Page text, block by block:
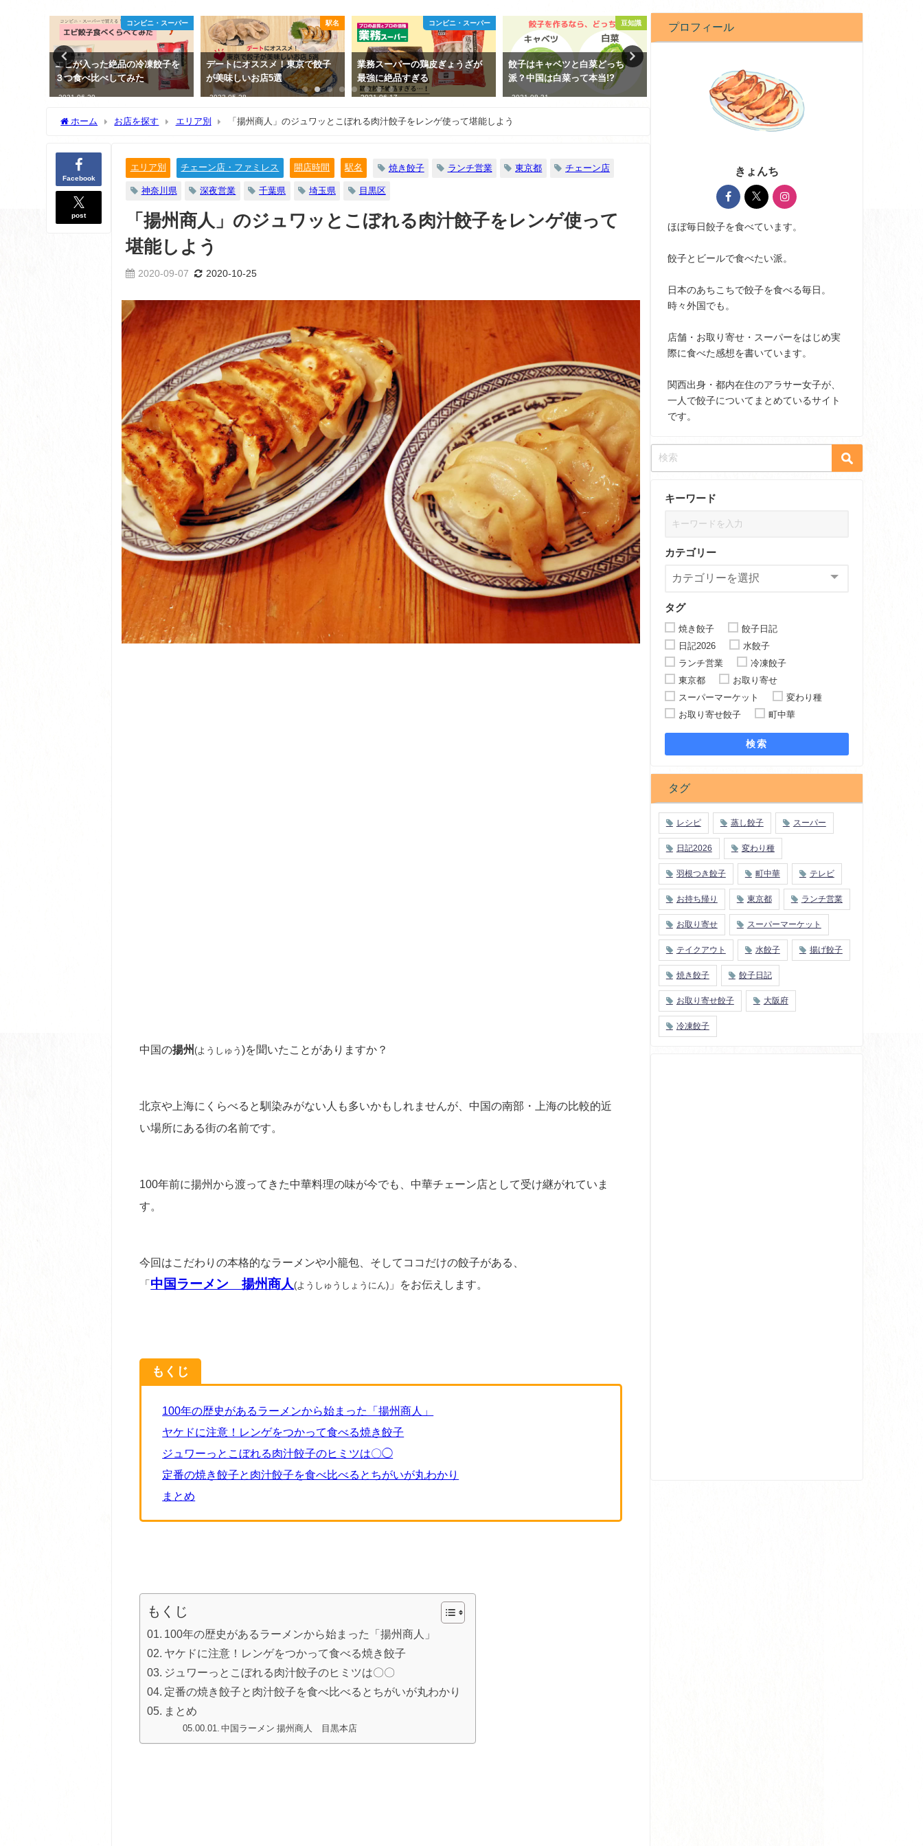
コンビニ・スーパー
エビが入った絶品の冷凍餃子を
３つ食べ比べしてみた
2021-06-20
駅名
デートにオススメ！東京で餃子
が美味しいお店5選
2023-05-28
コンビニ・スーパー
業務スーパーの鶏皮ぎょうざが
最強に絶品すぎる
2021-06-17
豆知識
餃子はキャベツと白菜どっち
派？中国は白菜って本当!?
2021-08-31
においしいって知ってる？
ホーム お店を探す エリア別 「揚州商人」のジュワッとこぼれる肉汁餃子をレンゲ使って堪能しよう
Facebook
post
エリア別 チェーン店・ファミレス 開店時間 駅名 焼き餃子 ランチ営業 東京都 チェーン店
神奈川県 深夜営業 千葉県 埼玉県 目黒区
「揚州商人」のジュワッとこぼれる肉汁餃子をレンゲ使って
堪能しよう
2020-09-07 2020-10-25
中国の揚州(ようしゅう )を聞いたことがありますか？
北京や上海にくらべると馴染みがない人も多いかもしれませんが、中国の南部・上海の比較的近
い場所にある街の名前です。
100年前に揚州から渡ってきた中華料理の味が今でも、中華チェーン店として受け継がれていま
す。
今回はこだわりの本格的なラーメンや小籠包、そしてココだけの餃子がある、
「 中国ラーメン 揚州商人(ようしゅうしょうにん) 」をお伝えします。
もくじ
100年の歴史があるラーメンから始まった「揚州商人」
ヤケドに注意！レンゲをつかって食べる焼き餃子
ジュワーっとこぼれる肉汁餃子のヒミツは〇◯
定番の焼き餃子と肉汁餃子を食べ比べるとちがいが丸わかり
まとめ
もくじ
100年の歴史があるラーメンから始まった「揚州商人」
ヤケドに注意！レンゲをつかって食べる焼き餃子
ジュワーっとこぼれる肉汁餃子のヒミツは〇〇
定番の焼き餃子と肉汁餃子を食べ比べるとちがいが丸わかり
まとめ
中国ラーメン 揚州商人 目黒本店
プロフィール
きょんち
ほぼ毎日餃子を食べています。
餃子とビールで食べたい派。
日本のあちこちで餃子を食べる毎日。
時々外国でも。
店舗・お取り寄せ・スーパーをはじめ実
際に食べた感想を書いています。
関西出身・都内在住のアラサー女子が、
一人で餃子についてまとめているサイト
です。
キーワード
カテゴリー
タグ
焼き餃子
餃子日記
日記2026
水餃子
ランチ営業
冷凍餃子
東京都
お取り寄せ
スーパーマーケット
変わり種
お取り寄せ餃子
町中華
検索
タグ
レシピ 蒸し餃子 スーパー
日記2026 変わり種
羽根つき餃子 町中華 テレビ
お持ち帰り 東京都 ランチ営業
お取り寄せ スーパーマーケット
テイクアウト 水餃子 揚げ餃子
焼き餃子 餃子日記
お取り寄せ餃子 大阪府
冷凍餃子